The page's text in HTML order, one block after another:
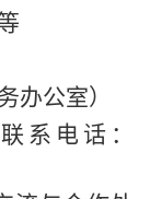
办公室）
系电话：